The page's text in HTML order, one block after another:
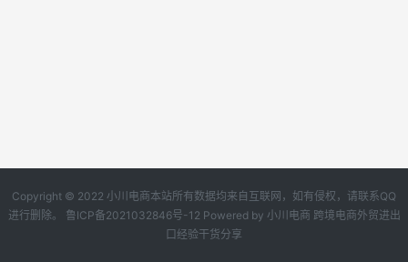
Copyright © 2022 小川电商本站所有数据均来自互联网，如有侵权，请联系QQ
进行删除。 鲁ICP备2021032846号-12 Powered by 小川电商 跨境电商外贸进出
口经验干货分享